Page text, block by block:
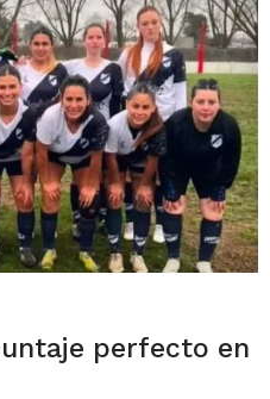
perfecto en